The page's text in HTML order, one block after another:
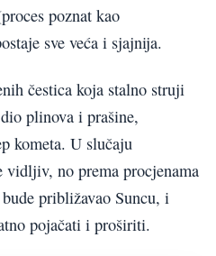
poznat kao
sve veća i sjajnija.
čestica koja stalno struji
plinova i prašine,
kometa. U slučaju
no prema procjenama
približavao Suncu, i
pojačati i proširiti.